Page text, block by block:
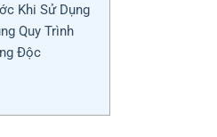
Khi Sử Dụng
Quy Trình
Độc